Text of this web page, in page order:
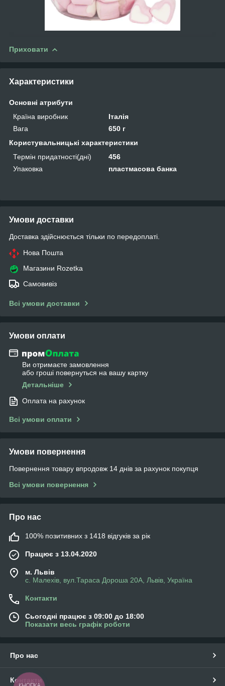
Приховати
Характеристики
Основні атрибути
Країна виробник
Італія
Вага
650 г
Користувальницькі характеристики
Термін придатності(дні)
456
Упаковка
пластмасова банка
Умови доставки
Доставка здійснюється тільки по передоплаті.
Нова Пошта
Магазини Rozetka
Самовивіз
Всі умови доставки
Умови оплати
Ви отримаєте замовлення
або гроші повернуться на вашу картку
Детальніше
Оплата на рахунок
Всі умови оплати
Умови повернення
Повернення товару впродовж 14 днів за рахунок покупця
Всі умови повернення
Про нас
100% позитивних з 1418 відгуків за рік
Працює з 13.04.2020
м. Львів
с. Малехів, вул.Тараса Дороша 20А, Львів, Україна
Контакти
Сьогодні працює з 09:00 до 18:00
Показати весь графік роботи
Про нас
Контакти